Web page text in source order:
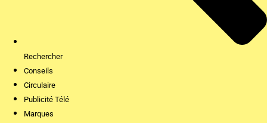
Rechercher
Conseils
Circulaire
Publicité Télé
Marques